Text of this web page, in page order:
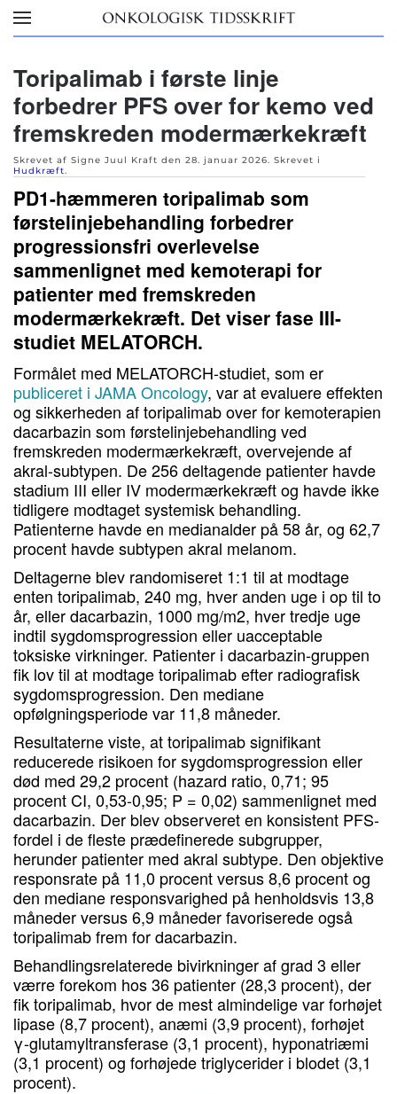
Skip to main content
Toripalimab i første linje
forbedrer PFS over for kemo ved
fremskreden modermærkekræft
Skrevet af Signe Juul Kraft den 28. januar 2026. Skrevet i
Hudkræft.
PD1-hæmmeren toripalimab som
førstelinjebehandling forbedrer
progressionsfri overlevelse
sammenlignet med kemoterapi for
patienter med fremskreden
modermærkekræft. Det viser fase III-
studiet MELATORCH.
Formålet med MELATORCH-studiet, som er
publiceret i JAMA Oncology, var at evaluere effekten
og sikkerheden af ​​toripalimab over for kemoterapien
dacarbazin som førstelinjebehandling ved
fremskreden modermærkekræft, overvejende af
akral-subtypen. De 256 deltagende patienter havde
stadium III eller IV modermærkekræft og havde ikke
tidligere modtaget systemisk behandling.
Patienterne havde en medianalder på 58 år, og 62,7
procent havde subtypen akral melanom.
Deltagerne blev randomiseret 1:1 til at modtage
enten toripalimab, 240 mg, hver anden uge i op til to
år, eller dacarbazin, 1000 mg/m2, hver tredje uge
indtil sygdomsprogression eller uacceptable
toksiske virkninger. Patienter i dacarbazin-gruppen
fik lov til at modtage toripalimab efter radiografisk
sygdomsprogression. Den mediane
opfølgningsperiode var 11,8 måneder.
Resultaterne viste, at toripalimab signifikant
reducerede risikoen for sygdomsprogression eller
død med 29,2 procent (hazard ratio, 0,71; 95
procent CI, 0,53-0,95; P = 0,02) sammenlignet med
dacarbazin. Der blev observeret en konsistent PFS-
fordel i de fleste prædefinerede subgrupper,
herunder patienter med akral subtype. Den objektive
responsrate på 11,0 procent versus 8,6 procent og
den mediane responsvarighed på henholdsvis 13,8
måneder versus 6,9 måneder favoriserede også
toripalimab frem for dacarbazin.
Behandlingsrelaterede bivirkninger af grad 3 eller
værre forekom hos 36 patienter (28,3 procent), der
fik toripalimab, hvor de mest almindelige var forhøjet
lipase (8,7 procent), anæmi (3,9 procent), forhøjet
γ-glutamyltransferase (3,1 procent), hyponatriæmi
(3,1 procent) og forhøjede triglycerider i blodet (3,1
procent).